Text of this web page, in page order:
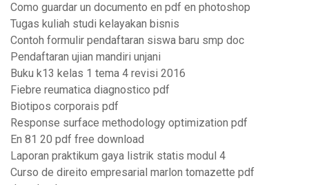
Como guardar un documento en pdf en photoshop
Tugas kuliah studi kelayakan bisnis
Contoh formulir pendaftaran siswa baru smp doc
Pendaftaran ujian mandiri unjani
Buku k13 kelas 1 tema 4 revisi 2016
Fiebre reumatica diagnostico pdf
Biotipos corporais pdf
Response surface methodology optimization pdf
En 81 20 pdf free download
Laporan praktikum gaya listrik statis modul 4
Curso de direito empresarial marlon tomazette pdf